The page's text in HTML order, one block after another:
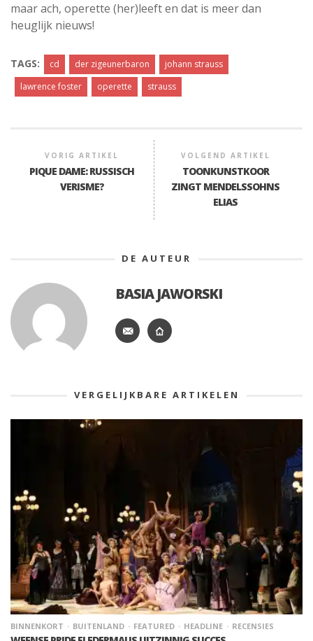
maar ach, operette (her)leeft en dat is meer dan
heuglijk nieuws!
TAGS: cd der zigeunerbaron
johann strauss
lawrence foster
operette strauss
VORIG ARTIKEL
PIQUE DAME: RUSSISCH
VERISME?
VOLGEND ARTIKEL
TOONKUNSTKOOR
ZINGT MENDELSSOHNS
ELIAS
DE AUTEUR
BASIA JAWORSKI
VERGELIJKBARE ARTIKELEN
BINNENKORT BUITENLAND FEATURED HEADLINE RECENSIES